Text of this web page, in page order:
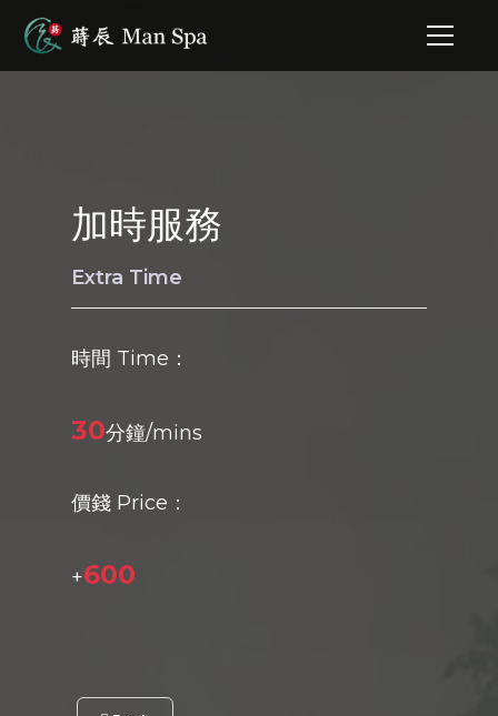
加時服務
Extra Time
時間 Time：
30分鐘/mins
價錢 Price：
+600